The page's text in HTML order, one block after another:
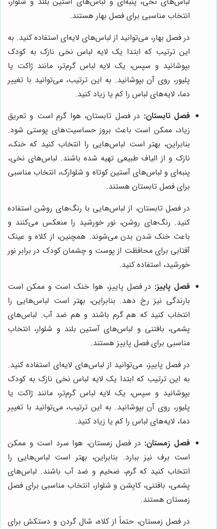
انتخاب مناسبی برای فصل بهار هستند.
در فصل بهار، می‌توانید از لباس‌های لایه‌ای استفاده کنید. به
این ترتیب که ابتدا یک لایه لباس نخی نازک به کودک
بپوشانید و سپس، یک لایه لباس گرم‌تر، مانند ژاکت یا
پلیور، روی آن بپوشانید. به این ترتیب، می‌توانید با تغییر
دما، لایه‌های لباس را کم یا زیاد کنید.
فصل تابستان: در فصل تابستان، هوا گرم است و تعریق
زیاد، ممکن است باعث بروز حساسیت‌های پوستی شود.
بنابراین، بهتر است لباس‌هایی را انتخاب کنید که خنک،
نازک و از الیاف طبیعی تهیه شده باشند. لباس‌های نخی،
پنبه‌ای و لباس‌های آستین کوتاه و شلوارک، انتخاب مناسبی
برای فصل تابستان هستند.
در فصل تابستان، از لباس‌هایی با رنگ‌های روشن استفاده
کنید. رنگ‌های روشن، نور خورشید را منعکس می‌کنند و
باعث خنک شدن بدن می‌شوند. همچنین، از کلاه و عینک
آفتابی برای محافظت از پوست و چشمان کودک در برابر نور
خورشید، استفاده کنید.
فصل پاییز: در فصل پاییز، هوا خنک است و ممکن است
بارندگی نیز رخ دهد. بنابراین، بهتر است لباس‌هایی را
انتخاب کنید که هم گرم باشند و هم ضد آب. لباس‌های
پشمی، بافتنی و لباس‌های آستین بلند و شلوار، انتخاب
مناسبی برای فصل پاییز هستند.
در فصل پاییز، می‌توانید از لباس‌های لایه‌ای استفاده کنید.
به این ترتیب که ابتدا یک لایه لباس نخی نازک به کودک
بپوشانید و سپس، یک لایه لباس گرم‌تر، مانند ژاکت یا
پلیور، روی آن بپوشانید. به این ترتیب، می‌توانید با تغییر
دما، لایه‌های لباس را کم یا زیاد کنید.
فصل زمستان: در فصل زمستان، هوا سرد است و ممکن
است برف نیز ببارد. بنابراین، بهتر است لباس‌هایی را
انتخاب کنید که گرم، ضخیم و ضد آب باشند. لباس‌های
پشمی، بافتنی، کاپشن و شلوار، انتخاب مناسبی برای فصل
زمستان هستند.
در فصل زمستان، حتماً از کلاه، شال گردن و دستکش برای